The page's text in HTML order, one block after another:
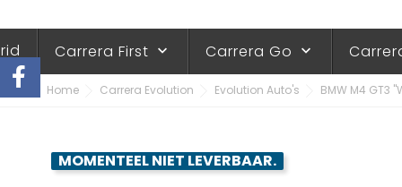
Carrera First keyboard_arrow_down Carrera Go keyboard_arrow_down
Home Carrera Evolution Evolution Auto's BMW M4 GT3
MOMENTEEL NIET LEVERBAAR.